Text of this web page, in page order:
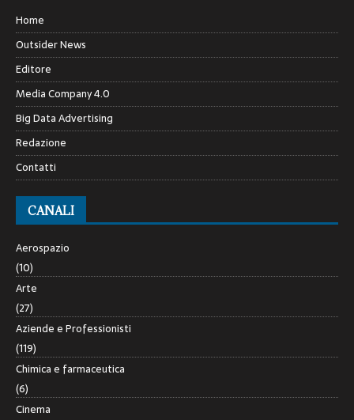
Home
Outsider News
Editore
Media Company 4.0
Big Data Advertising
Redazione
Contatti
CANALI
Aerospazio
(10)
Arte
(27)
Aziende e Professionisti
(119)
Chimica e farmaceutica
(6)
Cinema